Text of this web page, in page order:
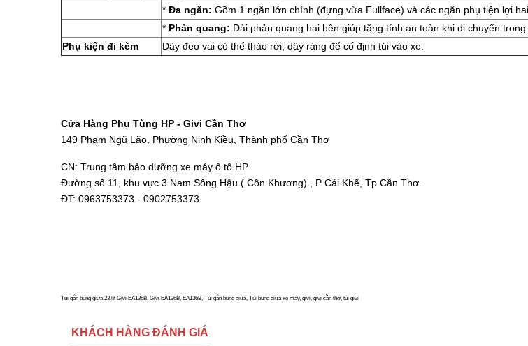
* Đa ngăn: Gồm 1 ngăn lớn chính (đựng vừa Fullface) và các ngăn phụ tiện lợi
* Phản quang: Dải phản quang hai bên giúp tăng tính an toàn khi di chuyển trong
Phụ kiện đi kèm
Dây đeo vai có thể tháo rời, dây ràng để cố định túi vào xe.
Cửa Hàng Phụ Tùng HP - Givi Cần Thơ
149 Phạm Ngũ Lão, Phường Ninh Kiều, Thành phố Cần Thơ
CN: Trung tâm bảo dưỡng xe máy ô tô HP
Đường số 11, khu vực 3 Nam Sông Hậu ( Cồn Khương) , P Cái Khế, Tp Cần Thơ.
ĐT: 0963753373 - 0902753373
Túi gắn bụng giữa 23 lít Givi EA136B, Givi EA136B, EA136B, Túi gắn bụng giữa, Túi bụng giữa xe máy, givi, givi cần thơ, túi givi
KHÁCH HÀNG ĐÁNH GIÁ